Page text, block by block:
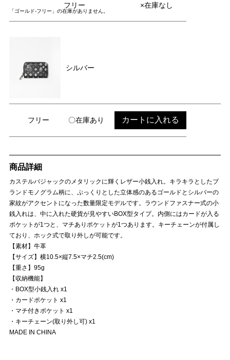
フリー ×在庫なし
「ゴールド-フリー」の在庫がありません。
シルバー
フリー 〇在庫あり カートに入れる
商品詳細
カステルバジャックのメタリックに輝くレザー小銭入れ。キラキラとしたブ
ランドモノグラム柄に、ぷっくりとした立体感のあるゴールドとシルバーの
家紋がアクセントになった数量限定モデルです。ラウンドファスナー式の小
銭入れは、中に入れた硬貨が見やすいBOX型タイプ。内側にはカードが入る
ポケットが1つと、マチありポケットが1つあります。キーチェーンが付属し
ており、ホック式で取り外しが可能です。
【素材】牛革
【サイズ】横10.5×縦7.5×マチ2.5(cm)
【重さ】95g
【収納機能】
・BOX型小銭入れ x1
・カードポケット x1
・マチ付きポケット x1
・キーチェーン(取り外し可) x1
MADE IN CHINA